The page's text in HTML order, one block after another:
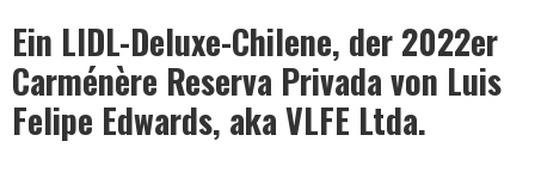
schlechten
Wein
Ein LIDL-Deluxe-Chilene, der 2022er
Carménère Reserva Privada von Luis
Felipe Edwards, aka VLFE Ltda.